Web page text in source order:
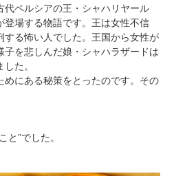
代ペルシアの王・シャハリヤール
登場する物語です。王は女性不信
する怖い人でした。王国から女性が
を悲しんだ娘・シャハラザードは
た。
めにある秘策をとったのです。その
”でした。